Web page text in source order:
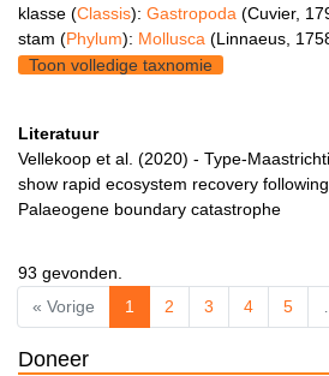
klasse (Classis): Gastropoda (Cuvier,
stam (Phylum): Mollusca (Linnaeus,
Toon volledige taxnomie
Literatuur
Vellekoop et al. (2020) -
show rapid ecosystem recovery
Palaeogene boundary catastrophe
93 gevonden.
« Vorige
1 2 3 4 5
Doneer